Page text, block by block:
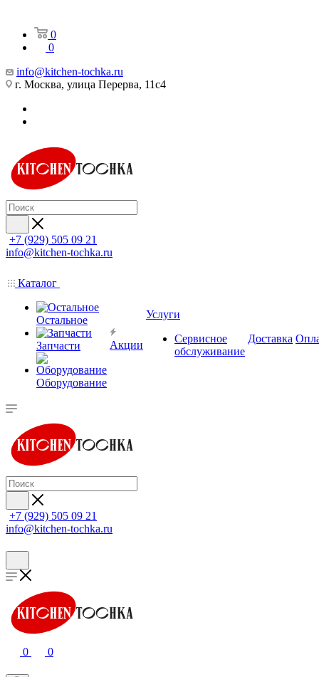
0
0
info@kitchen-tochka.ru
г. Москва, улица Перерва, 11с4
+7 (929) 505 09 21
info@kitchen-tochka.ru
Каталог
Остальное
Запчасти
Оборудование
Акции
Услуги
Сервисное
обслуживание
Доставка
+7 (929) 505 09 21
info@kitchen-tochka.ru
0 0